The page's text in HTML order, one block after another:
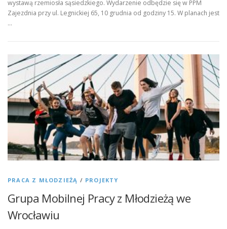
wystawą rzemiosła sąsiedzkiego. Wydarzenie odbędzie się w PPM
Zajezdnia przy ul. Legnickiej 65, 10 grudnia od godziny 15. W planach jest
…
PRACA Z MŁODZIEŻĄ / PROJEKTY
Grupa Mobilnej Pracy z Młodzieżą we
Wrocławiu